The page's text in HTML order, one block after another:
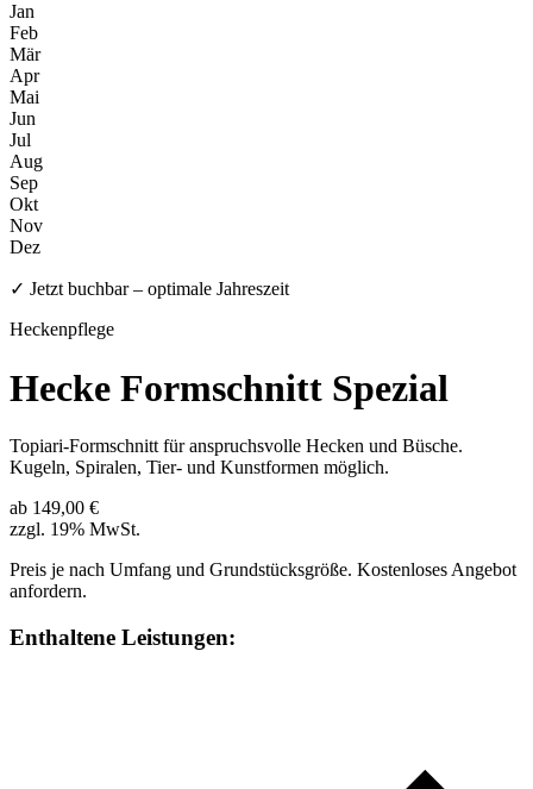
Jan
Feb
Mär
Apr
Mai
Jun
Jul
Aug
Sep
Okt
Nov
Dez
✓ Jetzt buchbar – optimale Jahreszeit
Heckenpflege
Hecke Formschnitt Spezial
Topiari-Formschnitt für anspruchsvolle Hecken und Büsche.
Kugeln, Spiralen, Tier- und Kunstformen möglich.
ab 149,00 €
zzgl. 19% MwSt.
Preis je nach Umfang und Grundstücksgröße. Kostenloses Angebot
anfordern.
Enthaltene Leistungen: